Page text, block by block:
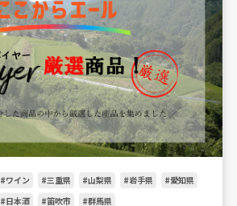
ワイン 三重県 山梨県 岩手県
愛知県
日本酒
笛吹市 群馬県